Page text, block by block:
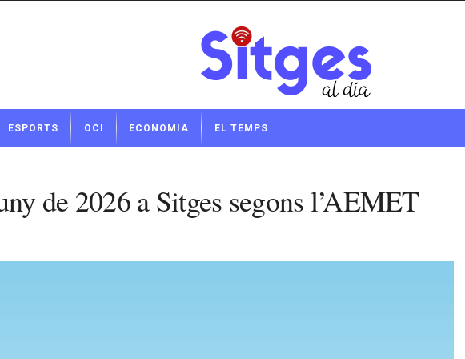
ESPORTS OCI ECONOMIA EL TEMPS
de 2026 a Sitges segons l’AEMET